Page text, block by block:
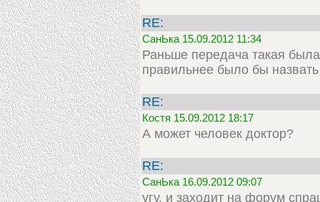
RE:
СанЬка 15.09.2012 11:34
Раньше передача такая
правильнее было бы
RE:
Костя 15.09.2012 18:17
А может человек доктор?
RE:
СанЬка 16.09.2012 09:07
угу, и заходит на форум